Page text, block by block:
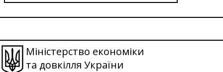
Міністерство економіки
та довкілля України